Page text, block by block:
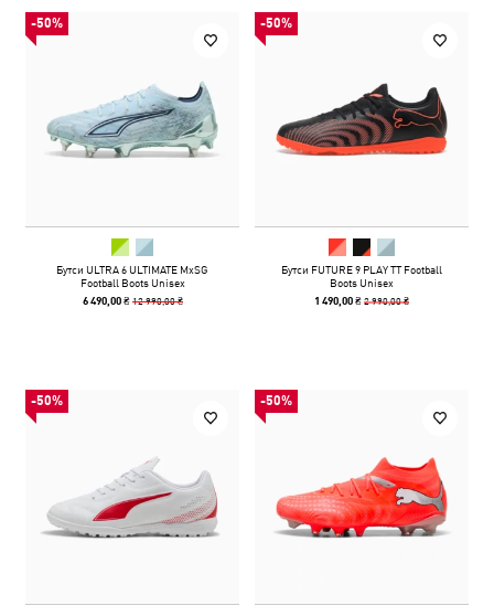
-50%
Бутси ULTRA 6 ULTIMATE MxSG
Football Boots Unisex
6 490,00 ₴ 12 990,00 ₴
-50%
Бутси FUTURE 9 PLAY TT Football
Boots Unisex
1 490,00 ₴2 990,00 ₴
-50% -50%